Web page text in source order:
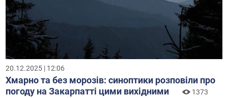
20.12.2025 | 12:06
Хмарно та без морозів: синоптики розповіли про
погоду на Закарпатті цими вихідними
1373